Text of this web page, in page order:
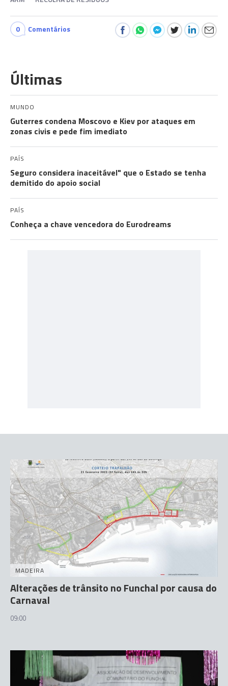
0 Comentários
Últimas
MUNDO
Guterres condena Moscovo e Kiev por ataques em
zonas civis e pede fim imediato
PAÍS
Seguro considera inaceitável" que o Estado se tenha
demitido do apoio social
PAÍS
Conheça a chave vencedora do Eurodreams
MADEIRA
Alterações de trânsito no Funchal por causa do
Carnaval
09:00